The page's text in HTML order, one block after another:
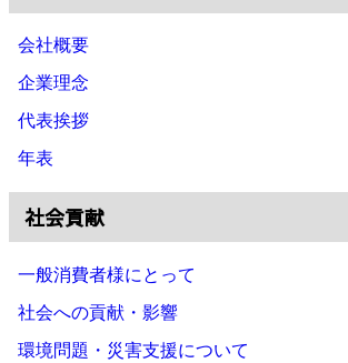
会社概要
企業理念
代表挨拶
年表
社会貢献
一般消費者様にとって
社会への貢献・影響
環境問題・災害支援について